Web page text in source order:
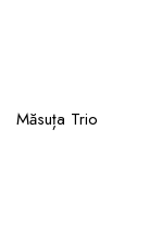
Măsuța Trio